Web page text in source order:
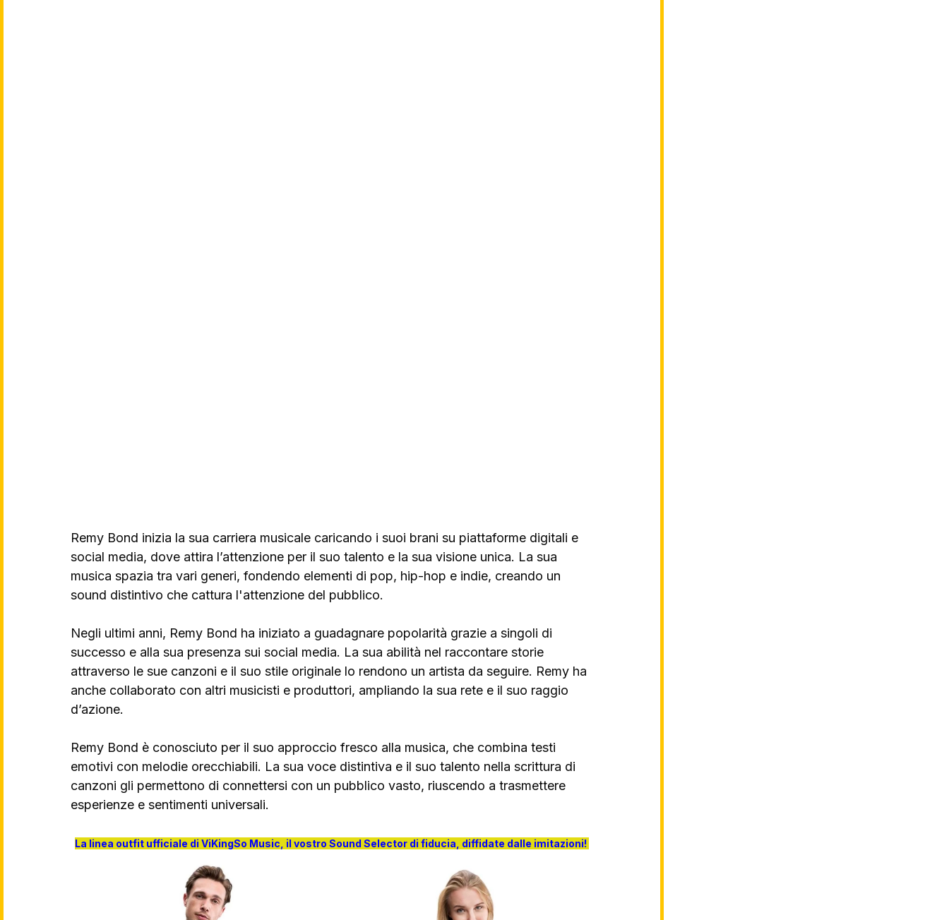
Remy Bond inizia la sua carriera musicale caricando i suoi brani su piattaforme digitali e
social media, dove attira l’attenzione per il suo talento e la sua visione unica. La sua
musica spazia tra vari generi, fondendo elementi di pop, hip-hop e indie, creando un
sound distintivo che cattura l'attenzione del pubblico.
Negli ultimi anni, Remy Bond ha iniziato a guadagnare popolarità grazie a singoli di
successo e alla sua presenza sui social media. La sua abilità nel raccontare storie
attraverso le sue canzoni e il suo stile originale lo rendono un artista da seguire. Remy ha
anche collaborato con altri musicisti e produttori, ampliando la sua rete e il suo raggio
d’azione.
Remy Bond è conosciuto per il suo approccio fresco alla musica, che combina testi
emotivi con melodie orecchiabili. La sua voce distintiva e il suo talento nella scrittura di
canzoni gli permettono di connettersi con un pubblico vasto, riuscendo a trasmettere
esperienze e sentimenti universali.
La linea outfit ufficiale di ViKingSo Music, il vostro Sound Selector di fiducia, diffidate dalle imitazioni!